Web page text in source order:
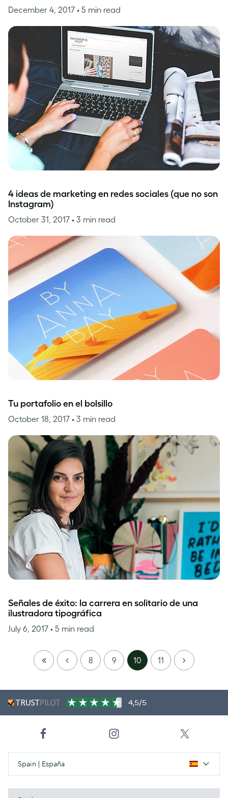
December 4, 2017 • 5 min read
4 ideas de marketing en redes sociales (que no son
Instagram)
October 31, 2017 • 3 min read
Tu portafolio en el bolsillo
October 18, 2017 • 3 min read
Señales de éxito: la carrera en solitario de una
ilustradora tipográfica
July 6, 2017 • 5 min read
FIRST
PAGE
PREVIOUS
8 9 10 11 NEXT
4,5/5
Spain | España